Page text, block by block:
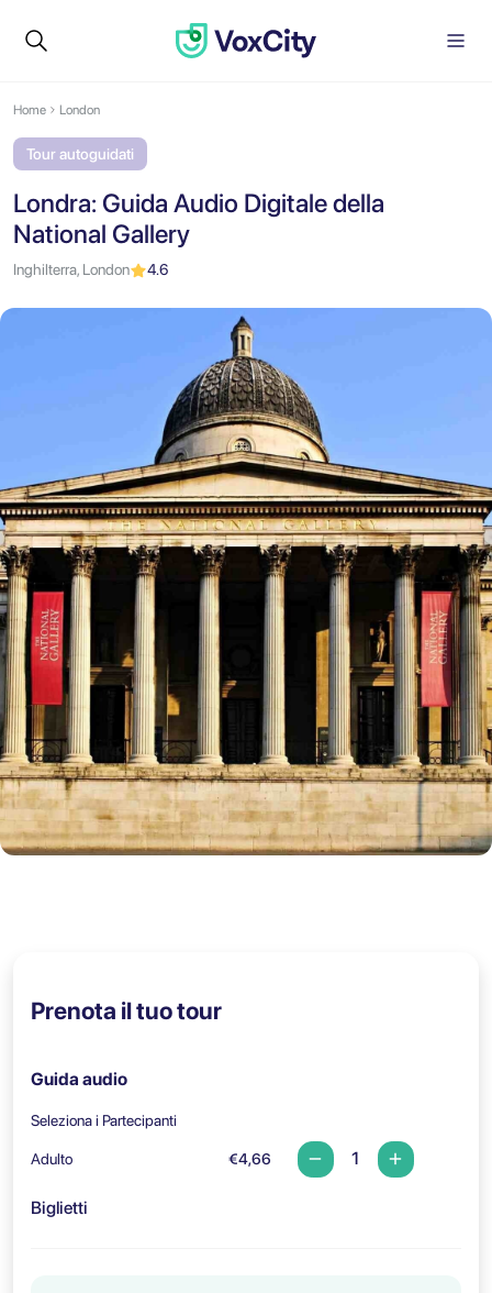
Home London
Tour autoguidati
Londra: Guida Audio Digitale della
National Gallery
Inghilterra, London 4.6
Prenota il tuo tour
Guida audio
Seleziona i Partecipanti
Adulto €4,66
Biglietti